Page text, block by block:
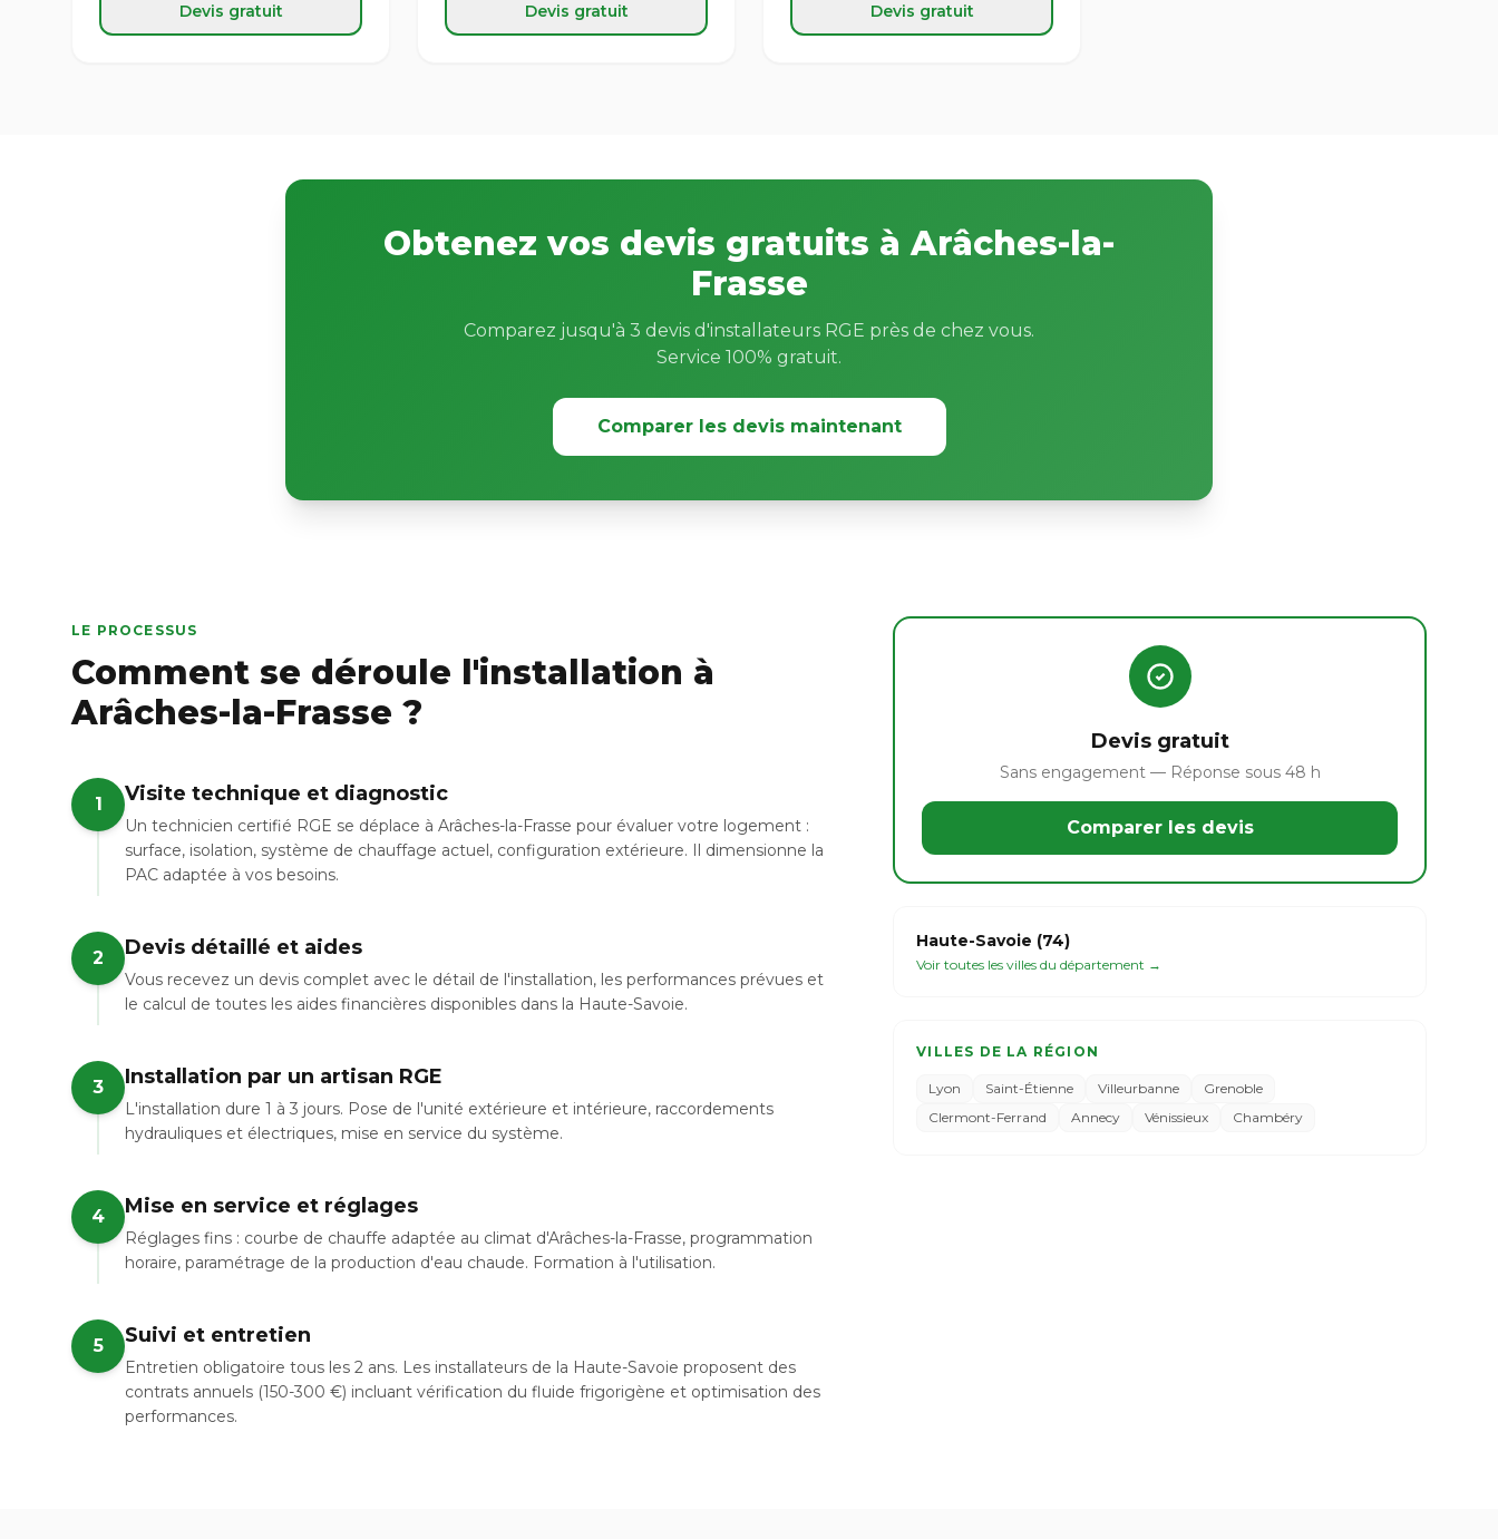
Devis gratuit Devis gratuit Devis gratuit
Obtenez vos devis gratuits à Arâches-la-
Frasse
Comparez jusqu'à 3 devis d'installateurs RGE près de chez vous.
Service 100% gratuit.
Comparer les devis maintenant
LE PROCESSUS
Comment se déroule l'installation à
Arâches-la-Frasse ?
1 Visite technique et diagnostic
Un technicien certifié RGE se déplace à Arâches-la-Frasse pour évaluer votre logement :
surface, isolation, système de chauffage actuel, configuration extérieure. Il dimensionne la
PAC adaptée à vos besoins.
2 Devis détaillé et aides
Vous recevez un devis complet avec le détail de l'installation, les performances prévues et
le calcul de toutes les aides financières disponibles dans la Haute-Savoie.
3 Installation par un artisan RGE
L'installation dure 1 à 3 jours. Pose de l'unité extérieure et intérieure, raccordements
hydrauliques et électriques, mise en service du système.
4 Mise en service et réglages
Réglages fins : courbe de chauffe adaptée au climat d'Arâches-la-Frasse, programmation
horaire, paramétrage de la production d'eau chaude. Formation à l'utilisation.
5 Suivi et entretien
Entretien obligatoire tous les 2 ans. Les installateurs de la Haute-Savoie proposent des
contrats annuels (150-300 €) incluant vérification du fluide frigorigène et optimisation des
performances.
Devis gratuit
Sans engagement — Réponse sous 48 h
Comparer les devis
Haute-Savoie (74)
Voir toutes les villes du département →
VILLES DE LA RÉGION
Lyon Saint-Étienne Villeurbanne
Grenoble
Clermont-Ferrand
Annecy Vénissieux Chambéry